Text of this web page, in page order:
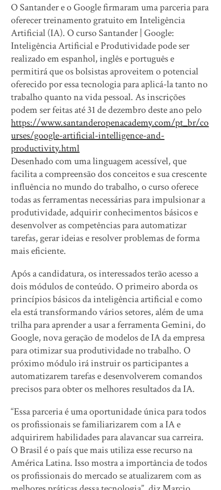
O Santander e o Google firmaram uma parceria para
oferecer treinamento gratuito em Inteligência
Artificial (IA). O curso Santander | Google:
Inteligência Artificial e Produtividade pode ser
realizado em espanhol, inglês e português e
permitirá que os bolsistas aproveitem o potencial
oferecido por essa tecnologia para aplicá-la tanto no
trabalho quanto na vida pessoal. As inscrições
podem ser feitas até 31 de dezembro deste ano pelo
https://www.santanderopenacademy.com/pt_br/co
urses/google-artificial-intelligence-and-
productivity.html
Desenhado com uma linguagem acessível, que
facilita a compreensão dos conceitos e sua crescente
influência no mundo do trabalho, o curso oferece
todas as ferramentas necessárias para impulsionar a
produtividade, adquirir conhecimentos básicos e
desenvolver as competências para automatizar
tarefas, gerar ideias e resolver problemas de forma
mais eficiente.
Após a candidatura, os interessados terão acesso a
dois módulos de conteúdo. O primeiro aborda os
princípios básicos da inteligência artificial e como
ela está transformando vários setores, além de uma
trilha para aprender a usar a ferramenta Gemini, do
Google, nova geração de modelos de IA da empresa
para otimizar sua produtividade no trabalho. O
próximo módulo irá instruir os participantes a
automatizarem tarefas e desenvolverem comandos
precisos para obter os melhores resultados da IA.
“Essa parceria é uma oportunidade única para todos
os profissionais se familiarizarem com a IA e
adquirirem habilidades para alavancar sua carreira.
O Brasil é o país que mais utiliza esse recurso na
América Latina. Isso mostra a importância de todos
os profissionais do mercado se atualizarem com as